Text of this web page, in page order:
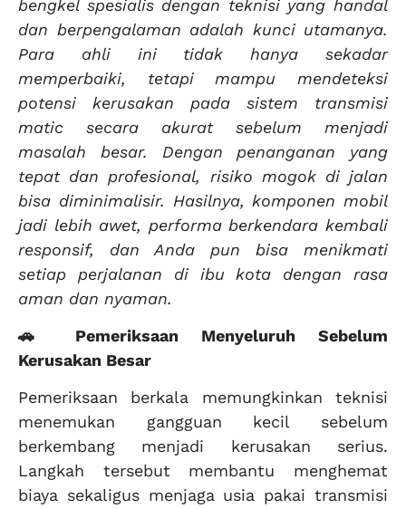
bengkel spesialis dengan teknisi yang handal
dan berpengalaman adalah kunci utamanya.
Para ahli ini tidak hanya sekadar
memperbaiki, tetapi mampu mendeteksi
potensi kerusakan pada sistem transmisi
matic secara akurat sebelum menjadi
masalah besar. Dengan penanganan yang
tepat dan profesional, risiko mogok di jalan
bisa diminimalisir. Hasilnya, komponen mobil
jadi lebih awet, performa berkendara kembali
responsif, dan Anda pun bisa menikmati
setiap perjalanan di ibu kota dengan rasa
aman dan nyaman.
🚗 Pemeriksaan Menyeluruh Sebelum
Kerusakan Besar
Pemeriksaan berkala memungkinkan teknisi
menemukan gangguan kecil sebelum
berkembang menjadi kerusakan serius.
Langkah tersebut membantu menghemat
biaya sekaligus menjaga usia pakai transmisi